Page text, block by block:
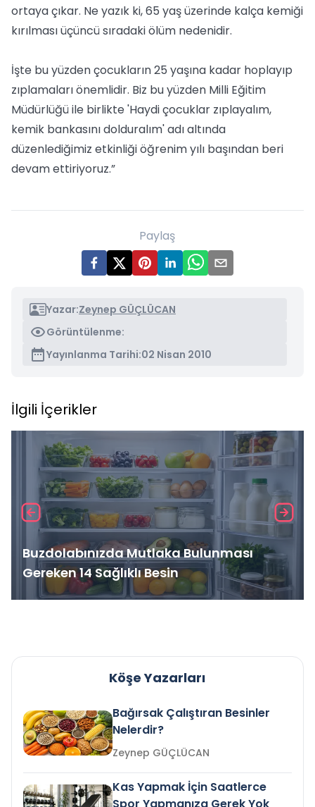
ortaya çıkar. Ne yazık ki, 65 yaş üzerinde kalça kemiği
kırılması üçüncü sıradaki ölüm nedenidir.
İşte bu yüzden çocukların 25 yaşına kadar hoplayıp
zıplamaları önemlidir. Biz bu yüzden Milli Eğitim
Müdürlüğü ile birlikte 'Haydi çocuklar zıplayalım,
kemik bankasını dolduralım' adı altında
düzenlediğimiz etkinliği öğrenim yılı başından beri
devam ettiriyoruz.”
Paylaş
Yazar:Zeynep GÜÇLÜCAN
Görüntülenme:
Yayınlanma Tarihi:02 Nisan 2010
İlgili İçerikler
Buzdolabınızda Mutlaka Bulunması
Gereken 14 Sağlıklı Besin
Köşe Yazarları
Bağırsak Çalıştıran Besinler
Nelerdir?
Zeynep GÜÇLÜCAN
Kas Yapmak İçin Saatlerce